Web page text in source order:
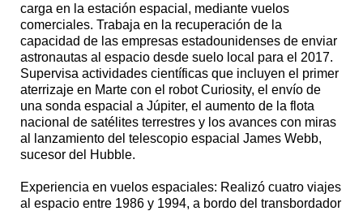
carga en la estación espacial, mediante vuelos
comerciales. Trabaja en la recuperación de la
capacidad de las empresas estadounidenses de enviar
astronautas al espacio desde suelo local para el 2017.
Supervisa actividades científicas que incluyen el primer
aterrizaje en Marte con el robot Curiosity, el envío de
una sonda espacial a Júpiter, el aumento de la flota
nacional de satélites terrestres y los avances con miras
al lanzamiento del telescopio espacial James Webb,
sucesor del Hubble.
Experiencia en vuelos espaciales: Realizó cuatro viajes
al espacio entre 1986 y 1994, a bordo del transbordador